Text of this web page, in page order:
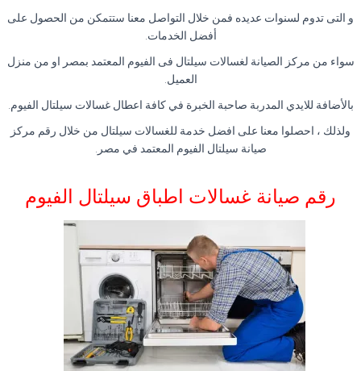
و التى تدوم لسنوات عديده فمن خلال التواصل معنا ستتمكن من الحصول على
أفضل الخدمات.
سواء من مركز الصيانة لغسالات سيلتال فى الفيوم المعتمد بمصر او من منزل
العميل.
بالأضافة للايدي المدربة صاحبة الخبرة في كافة اعطال غسالات سيلتال الفيوم.
ولذلك ، احصلوا معنا على افضل خدمة للغسالات سيلتال من خلال رقم مركز
صيانة سيلتال الفيوم المعتمد في مصر.
رقم صيانة غسالات اطباق سيلتال الفيوم